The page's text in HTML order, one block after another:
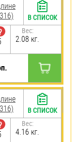
Вес:
2.08 кг.
В СПИСОК
Вес:
4.16 кг.
В СПИСОК